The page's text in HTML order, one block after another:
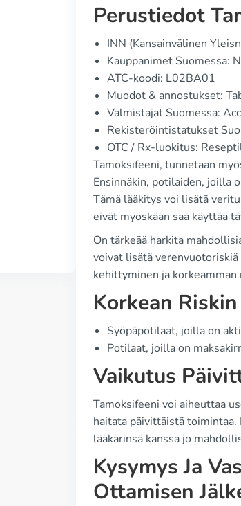
Perustiedot
INN (Kansainvälinen
Kauppanimet Suomessa:
ATC-koodi: L02BA01
Muodot & annostukset:
Valmistajat Suomessa:
Rekisteröintistatukset
OTC / Rx-luokitus:
Tamoksifeeni, tunnetaan
Ensinnäkin, potilaiden, joilla
Tämä lääkitys voi lisätä
eivät myöskään saa käyttää
On tärkeää harkita
voivat lisätä
kehittyminen ja
Korkean
Syöpäpotilaat, joilla on
Potilaat, joilla on
Vaikutus
Tamoksifeeni voi aiheuttaa
haitata päivittäistä
lääkärinsä kanssa jo
Kysymys Ja
Ottamisen